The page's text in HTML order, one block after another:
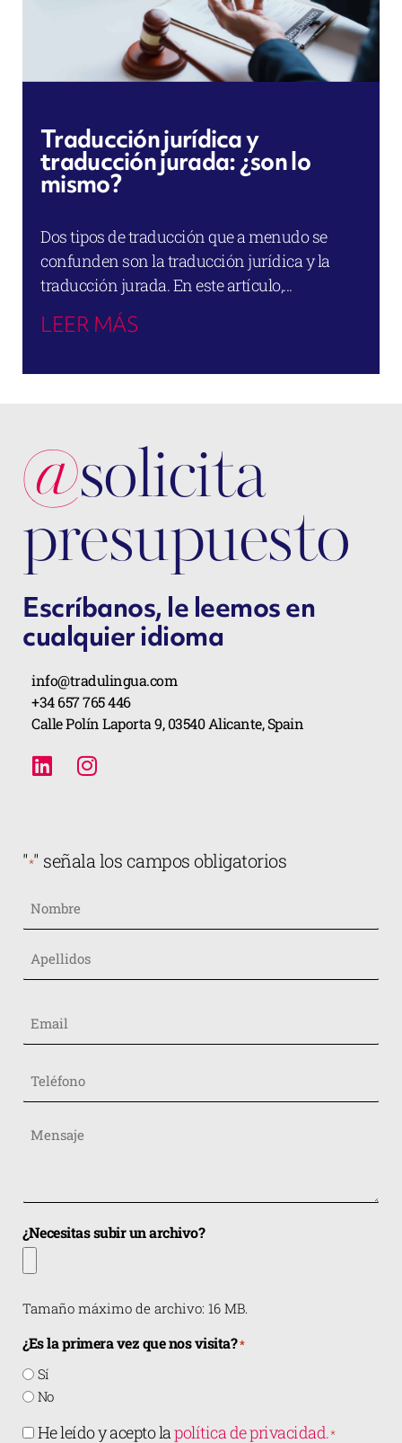
Traducción jurídica y
traducción jurada: ¿son lo
mismo?
Dos tipos de traducción que a menudo se
confunden son la traducción jurídica y la
traducción jurada. En este artículo,...
LEER MÁS
@solicita
presupuesto
Escríbanos, le leemos en
cualquier idioma
info@tradulingua.com
+34 657 765 446
Calle Polín Laporta 9, 03540 Alicante, Spain
"*" señala los campos obligatorios
¿Necesitas subir un archivo?
Tamaño máximo de archivo: 16 MB.
¿Es la primera vez que nos visita?*
Sí
No
Consentimiento
He leído y acepto la política de privacidad.*